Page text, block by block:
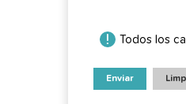
Todos los
Enviar